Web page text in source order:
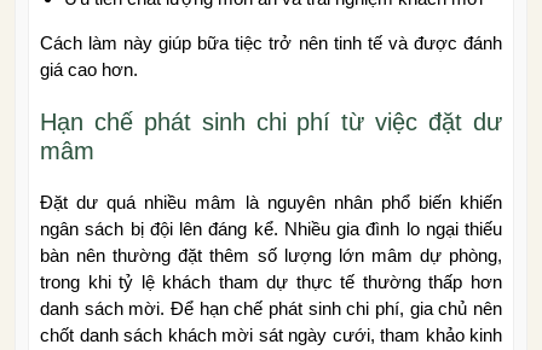
Cách làm này giúp bữa tiệc trở nên tinh tế và được đánh
giá cao hơn.
Hạn chế phát sinh chi phí từ việc đặt dư
mâm
Đặt dư quá nhiều mâm là nguyên nhân phổ biến khiến
ngân sách bị đội lên đáng kể. Nhiều gia đình lo ngại thiếu
bàn nên thường đặt thêm số lượng lớn mâm dự phòng,
trong khi tỷ lệ khách tham dự thực tế thường thấp hơn
danh sách mời. Để hạn chế phát sinh chi phí, gia chủ nên
chốt danh sách khách mời sát ngày cưới, tham khảo kinh